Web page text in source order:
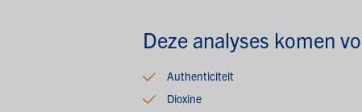
Deze analyses komen
Authenticiteit
Dioxine